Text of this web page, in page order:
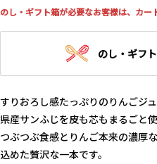
のし・ギフト箱が必要なお客様は、カー
のし・ギフ
すりおろし感たっぷりのりんごジ
県産サンふじを皮も芯もまるごと
つぶつぶ食感とりんご本来の濃厚
込めた贅沢な一本です。